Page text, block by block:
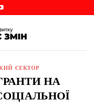
СЕКТОР
НА